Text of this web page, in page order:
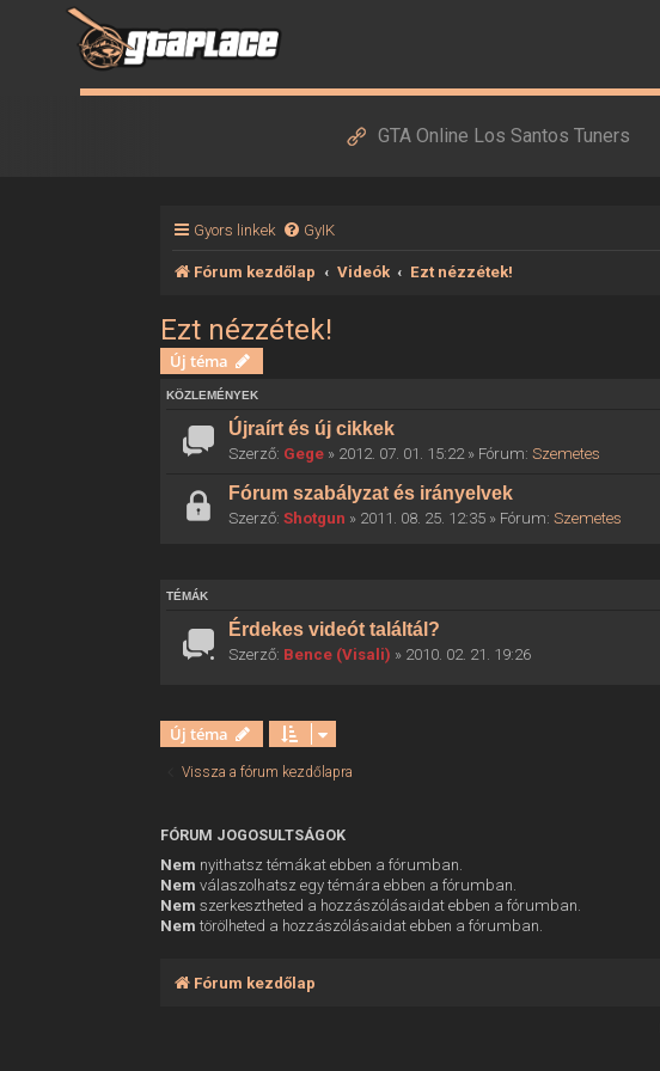
GTA Online Los Santos Tuners
Gyors linkek GyIK
Fórum kezdőlap Videók Ezt nézzétek!
Ezt nézzétek!
Új téma
KÖZLEMÉNYEK
Újraírt és új cikkek
Szerző: Gege » 2012. 07. 01. 15:22 » Fórum:Szemetes
Fórum szabályzat és irányelvek
Szerző:Shotgun » 2011. 08. 25. 12:35 » Fórum:Szemetes
TÉMÁK
Érdekes videót találtál?
Szerző: Bence (Visali) » 2010. 02. 21. 19:26
Új téma
Vissza a fórum kezdőlapra
FÓRUM JOGOSULTSÁGOK
Nem nyithatsz témákat ebben a fórumban.
Nem válaszolhatsz egy témára ebben a fórumban.
Nem szerkesztheted a hozzászólásaidat ebben a fórumban.
Nem törölheted a hozzászólásaidat ebben a fórumban.
Fórum kezdőlap